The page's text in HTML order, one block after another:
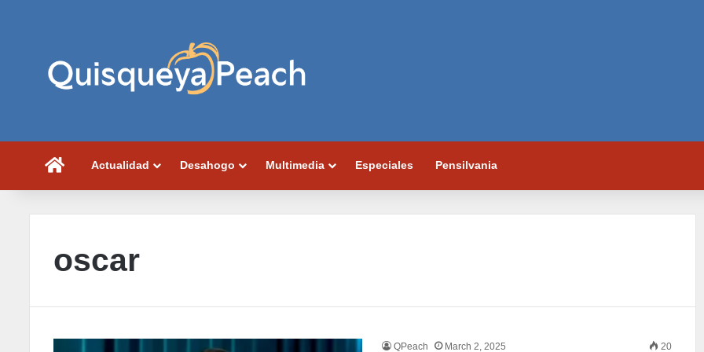
PortadaActualidad Desahogo Multimedia Especiales Pensilvania
oscar
QPeach March 2, 2025 20